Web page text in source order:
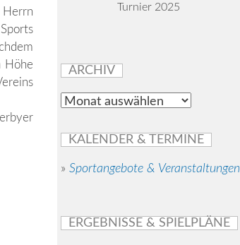
Höhe
Turnier 2025
ARCHIV
Archiv
KALENDER & TERMINE
»Sportangebote & Veranstaltungen
ERGEBNISSE & SPIELPLÄNE